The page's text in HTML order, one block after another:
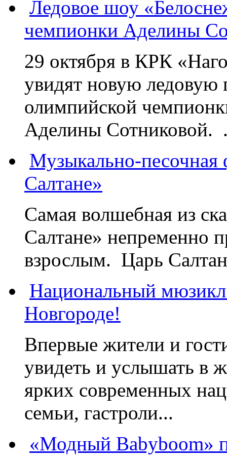
Ледовое шоу
чемпионки Аделины
29 октября в КРК
увидят новую ледовую
олимпийской
Аделины Сотниковой.
Музыкально-песочная
Салтане»
Самая волшебная из
Салтане» непременно
взрослым. Царь
Национальный
Новгороде!
Впервые жители и
увидеть и услышать в
ярких современных
семьи, гастроли...
«Модный Babyboom»